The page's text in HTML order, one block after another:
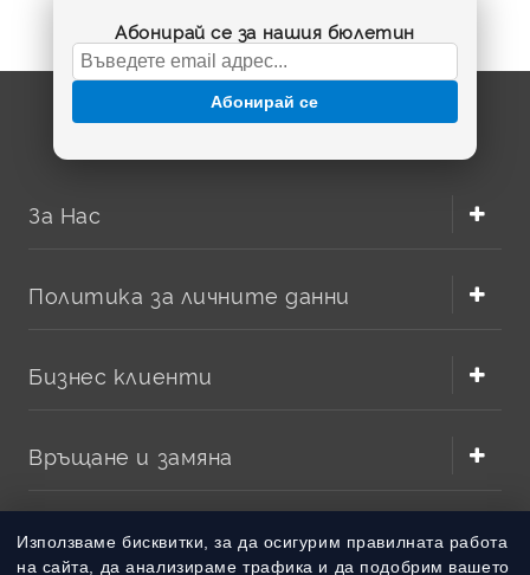
Използваме бисквитки, за да осигурим правилната работа
на сайта, да анализираме трафика и да подобрим вашето
Абонирай се за нашия бюлетин
Абонирай се
За Нас
Политика за личните данни
Бизнес клиенти
Връщане и замяна
Методи на плащане